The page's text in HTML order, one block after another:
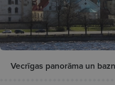
Vecrīgas panorāma un